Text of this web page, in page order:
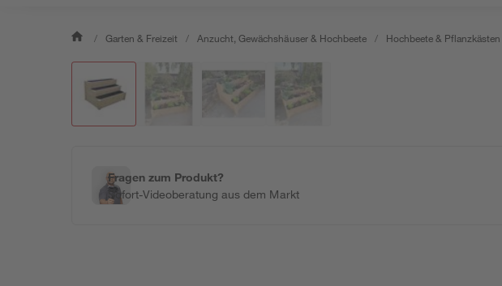
/ Garten & Freizeit / Anzucht, Gewächshäuser & Hochbeete / Hochbeete & Pflanzkästen
Fragen zum Produkt?
Sofort-Videoberatung aus dem Markt